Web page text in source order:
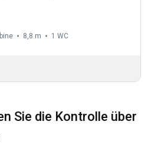
8,8 m 1 WC
Sie die Kontrolle über